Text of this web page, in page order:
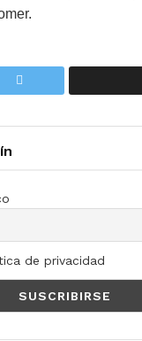
de privacidad